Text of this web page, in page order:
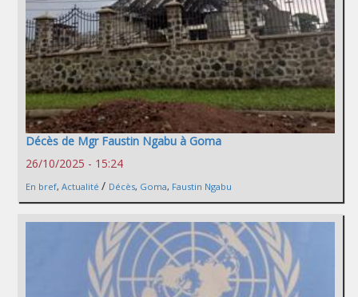
Décès de Mgr Faustin Ngabu à Goma
26/10/2025 - 15:24
En bref, Actualité / Décès, Goma, Faustin Ngabu